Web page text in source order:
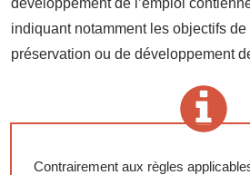
indiquant notamment les objectifs de
préservation ou de développement
Contrairement aux règles